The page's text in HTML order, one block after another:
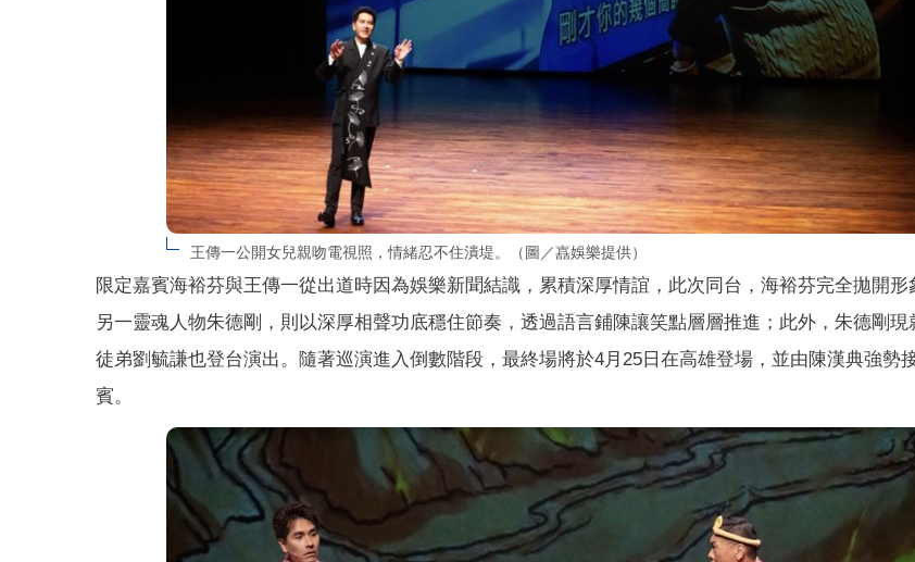
王傳一公開女兒親吻電視照，情緒忍不住潰堤。（圖／嚞娛樂提供）
限定嘉賓海裕芬與王傳一從出道時因為娛樂新聞結識，累積深厚情誼，此次同台，海裕芬完全拋開形
另一靈魂人物朱德剛，則以深厚相聲功底穩住節奏，透過語言鋪陳讓笑點層層推進；此外，朱德剛現
徒弟劉毓謙也登台演出。隨著巡演進入倒數階段，最終場將於4月25日在高雄登場，並由陳漢典強勢
賓。